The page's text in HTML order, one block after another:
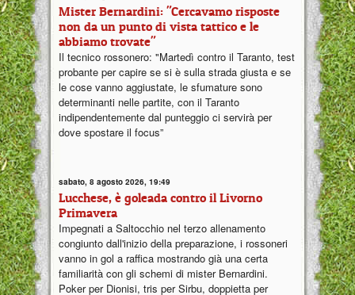
Mister Bernardini: "Cercavamo risposte
non da un punto di vista tattico e le
abbiamo trovate"
Il tecnico rossonero: "Martedì contro il Taranto, test
probante per capire se si è sulla strada giusta e se
le cose vanno aggiustate, le sfumature sono
determinanti nelle partite, con il Taranto
indipendentemente dal punteggio ci servirà per
dove spostare il focus”
sabato, 8 agosto 2026, 19:49
Lucchese, è goleada contro il Livorno
Primavera
Impegnati a Saltocchio nel terzo allenamento
congiunto dall'inizio della preparazione, i rossoneri
vanno in gol a raffica mostrando già una certa
familiarità con gli schemi di mister Bernardini.
Poker per Dionisi, tris per Sirbu, doppietta per